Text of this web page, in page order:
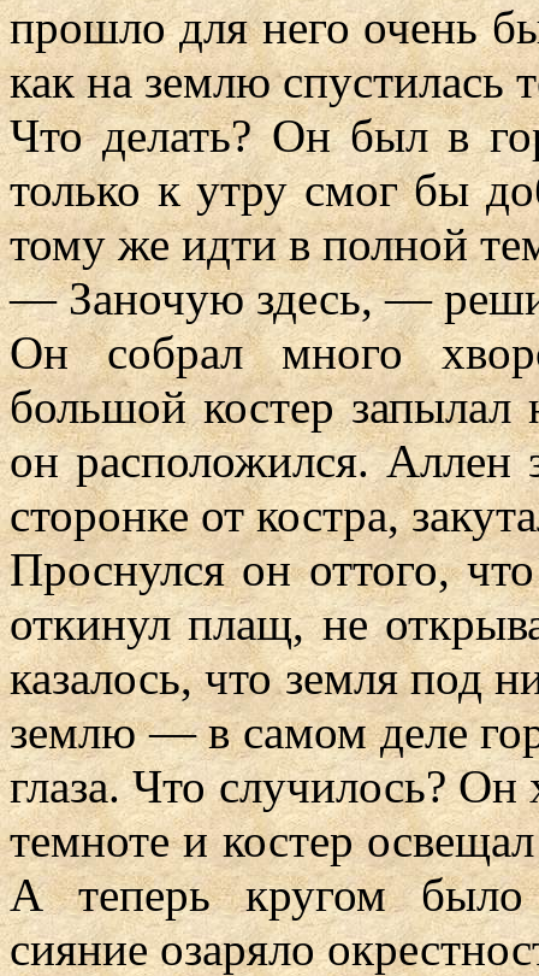
прошло для него очень
как на землю спустилась
Что делать? Он был в
только к утру смог бы
тому же идти в полной
— Заночую здесь, —
Он собрал много
большой костер запылал
он расположился. Аллен
сторонке от костра,
Проснулся он оттого,
откинул плащ, не
казалось, что земля под
землю — в самом деле
глаза. Что случилось?
темноте и костер
А теперь кругом было
сияние озаряло